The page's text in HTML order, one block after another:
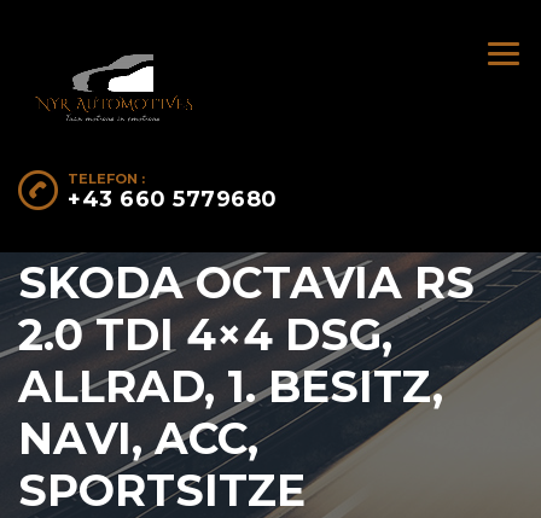
TELEFON :
+43 660 5779680
SKODA OCTAVIA RS
2.0 TDI 4×4 DSG,
ALLRAD, 1. BESITZ,
NAVI, ACC,
SPORTSITZE